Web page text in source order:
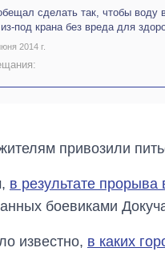
сделать так, чтобы воду
под крана без вреда для
2014 г.
привозили
в результате
боевиками
известно, в каких